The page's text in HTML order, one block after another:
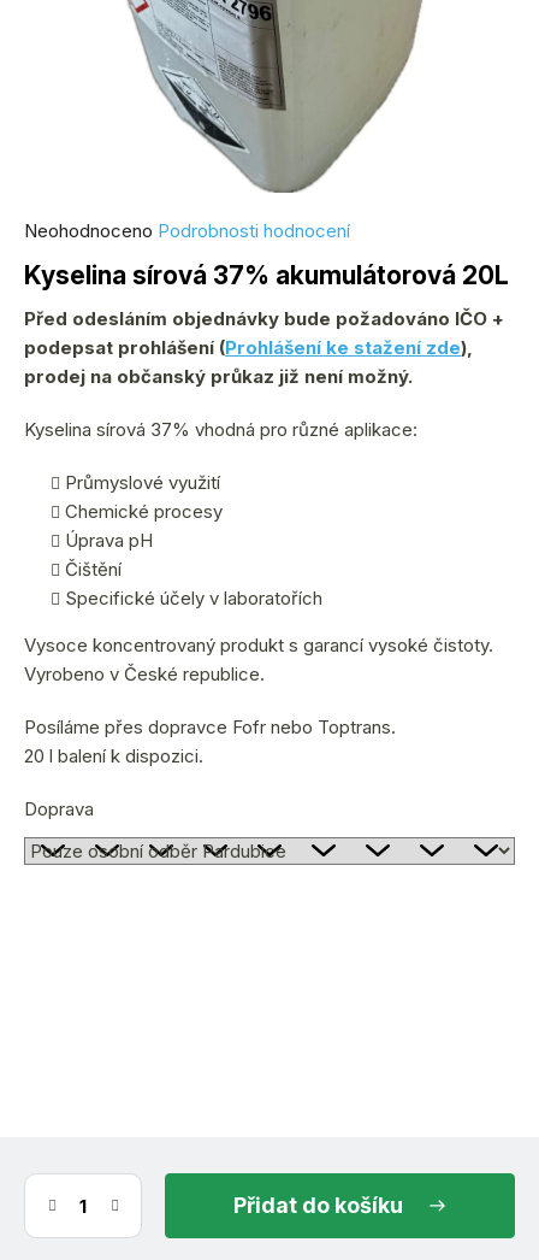
Kyselina sírová 37% akumulátorová 20L
Průměrné
hodnocení
produktu
je
0,0
z
hvězdiček.
Neohodnoceno Podrobnosti hodnocení
Před odesláním objednávky bude požadováno IČO +
podepsat prohlášení (Prohlášení ke stažení zde),
prodej na občanský průkaz již není možný.
Kyselina sírová 37% vhodná pro různé aplikace:
Průmyslové využití
Chemické procesy
Úprava pH
Čištění
Specifické účely v laboratořích
Vysoce koncentrovaný produkt s garancí vysoké čistoty.
Vyrobeno v České republice.
Posíláme přes dopravce Fofr nebo Toptrans.
20 l balení k dispozici.
Doprava
do košíku